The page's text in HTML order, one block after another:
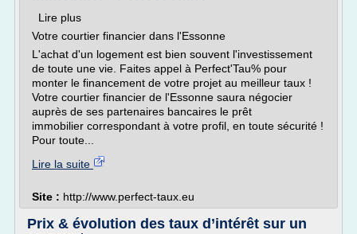
Lire plus
Votre courtier financier dans l'Essonne
L'achat d'un logement est bien souvent l'investissement
de toute une vie. Faites appel à Perfect'Tau% pour
monter le financement de votre projet au meilleur taux !
Votre courtier financier de l'Essonne saura négocier
auprès de ses partenaires bancaires le prêt
immobilier correspondant à votre profil, en toute sécurité !
Pour toute...
Lire la suite
Site : http://www.perfect-taux.eu
Prix & évolution des taux d’intérêt sur un